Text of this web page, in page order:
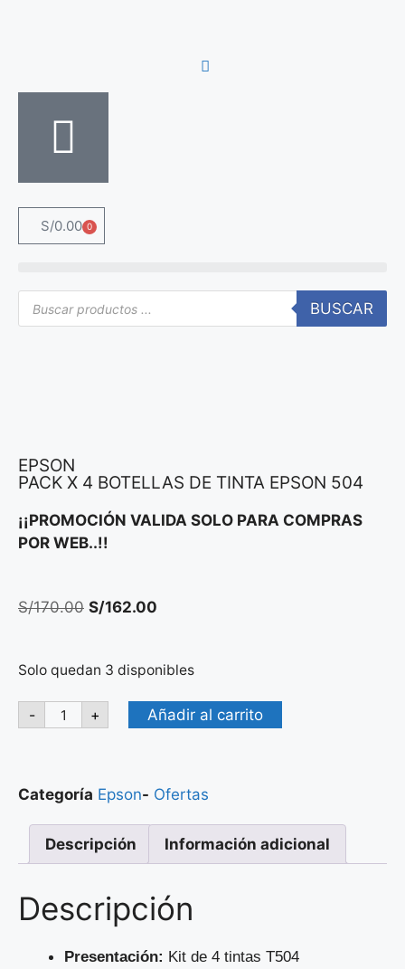
S/0.00 0
BUSCAR
EPSON
PACK X 4 BOTELLAS DE TINTA EPSON 504
¡¡PROMOCIÓN VALIDA SOLO PARA COMPRAS
POR WEB..!!
S/170.00 S/162.00
Solo quedan 3 disponibles
- + Añadir al carrito
Categoría Epson- Ofertas
Descripción Información adicional
Descripción
Presentación: Kit de 4 tintas T504